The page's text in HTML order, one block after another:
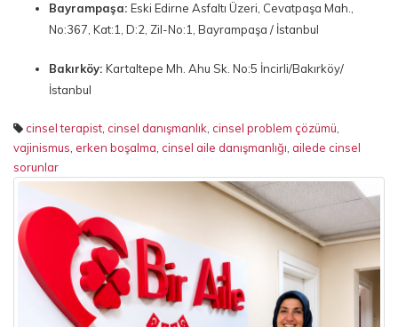
Bayrampaşa: Eski Edirne Asfaltı Üzeri, Cevatpaşa Mah.,
No:367, Kat:1, D:2, Zil-No:1, Bayrampaşa / İstanbul
Bakırköy: Kartaltepe Mh. Ahu Sk. No:5 İncirli/Bakırköy/
İstanbul
cinsel terapist cinsel danışmanlık cinsel problem çözümü
vajinismus erken boşalma cinsel aile danışmanlığı ailede cinsel
sorunlar